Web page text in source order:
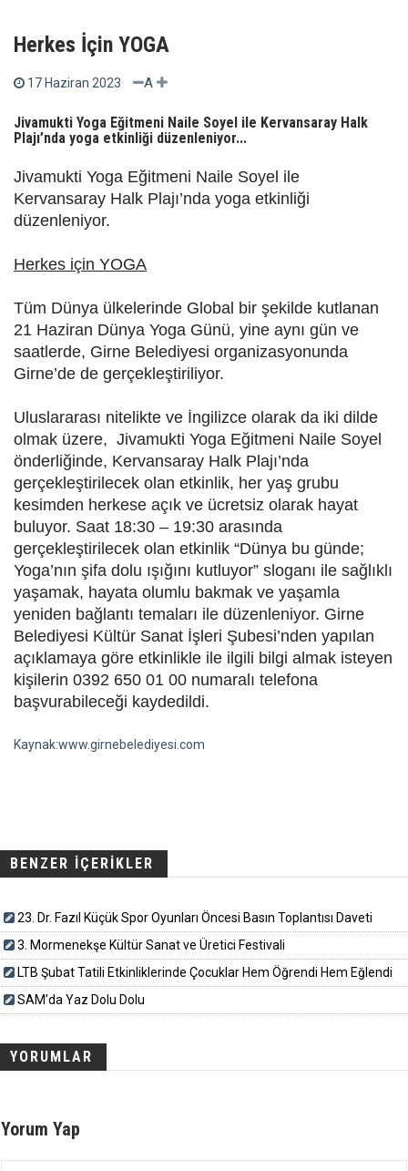
Herkes İçin YOGA
17 Haziran 2023 A
Jivamukti Yoga Eğitmeni Naile Soyel ile Kervansaray Halk
Plajı’nda yoga etkinliği düzenleniyor...
Jivamukti Yoga Eğitmeni Naile Soyel ile
Kervansaray Halk Plajı’nda yoga etkinliği
düzenleniyor.
Herkes için YOGA
Tüm Dünya ülkelerinde Global bir şekilde kutlanan
21 Haziran Dünya Yoga Günü, yine aynı gün ve
saatlerde, Girne Belediyesi organizasyonunda
Girne’de de gerçekleştiriliyor.
Uluslararası nitelikte ve İngilizce olarak da iki dilde
olmak üzere, Jivamukti Yoga Eğitmeni Naile Soyel
önderliğinde, Kervansaray Halk Plajı’nda
gerçekleştirilecek olan etkinlik, her yaş grubu
kesimden herkese açık ve ücretsiz olarak hayat
buluyor. Saat 18:30 – 19:30 arasında
gerçekleştirilecek olan etkinlik “Dünya bu günde;
Yoga’nın şifa dolu ışığını kutluyor” sloganı ile sağlıklı
yaşamak, hayata olumlu bakmak ve yaşamla
yeniden bağlantı temaları ile düzenleniyor. Girne
Belediyesi Kültür Sanat İşleri Şubesi’nden yapılan
açıklamaya göre etkinlikle ile ilgili bilgi almak isteyen
kişilerin 0392 650 01 00 numaralı telefona
başvurabileceği kaydedildi.
Kaynak:www.girnebelediyesi.com
BENZER İÇERİKLER
23. Dr. Fazıl Küçük Spor Oyunları Öncesi Basın Toplantısı Daveti
3. Mormenekşe Kültür Sanat ve Üretici Festivali
LTB Şubat Tatili Etkinliklerinde Çocuklar Hem Öğrendi Hem Eğlendi
SAM’da Yaz Dolu Dolu
YORUMLAR
Yorum Yap